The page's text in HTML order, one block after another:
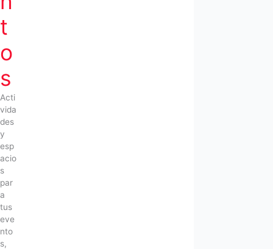
t
o
s
Acti
vida
des
y
esp
acio
s
par
a
tus
eve
nto
s,